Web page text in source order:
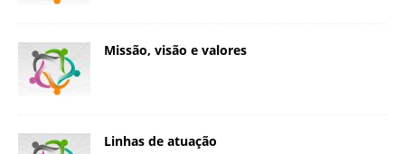
Missão, visão e valores
Linhas de atuação